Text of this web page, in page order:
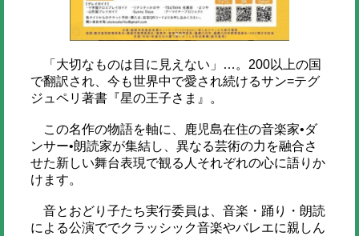
「大切なものは目に見えない」…。200以上の国
で翻訳され、今も世界中で愛され続けるサン=テグ
ジュペリ著書『星の王子さま』。
この名作の物語を軸に、鹿児島在住の音楽家•ダ
ンサー•朗読家が集結し、異なる芸術の力を融合さ
せた新しい舞台表現で観る人それぞれの心に語りか
けます。
音とおどり子たち実行委員は、音楽・踊り・朗読
による公演ででクラッシック音楽やバレエに親しん